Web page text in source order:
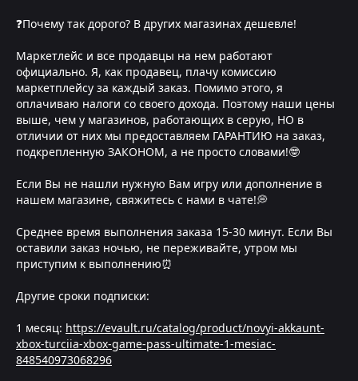
❓Почему так дорого? В других магазинах дешевле!
Маркетлейс и все продавцы на нем работают
официально. Я, как продавец, плачу комиссию
маркетплейсу за каждый заказ. Помимо этого, я
оплачиваю налоги со своего дохода. Поэтому наши цены
выше, чем у магазинов, работающих в серую, НО в
отличии от них мы предоставляем ГАРАНТИЮ на заказ,
подкрепленную ЗАКОНОМ, а не просто словами!🤓
Если Вы не нашли нужную Вам игру или дополнение в
нашем магазине, свяжитесь с нами в чате!💭
Среднее время выполнения заказа 15-30 минут. Если Вы
оставили заказ ночью, не переживайте, утром мы
приступим к выполнению⏰
Другие сроки подписки:
1 месяц: https://evault.ru/catalog/product/novyi-akkaunt-
xbox-turciia-xbox-game-pass-ultimate-1-mesiac-
848540973068296